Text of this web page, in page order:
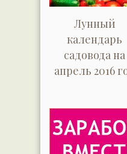
Лунный
календарь
садовода на
апрель 2016